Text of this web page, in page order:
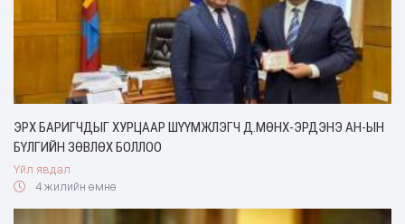
ЭРХ БАРИГЧДЫГ ХУРЦААР ШҮҮМЖЛЭГЧ Д.МӨНХ-ЭРДЭНЭ АН-ЫН
БҮЛГИЙН ЗӨВЛӨХ БОЛЛОО
Үйл явдал
4 жилийн өмнө